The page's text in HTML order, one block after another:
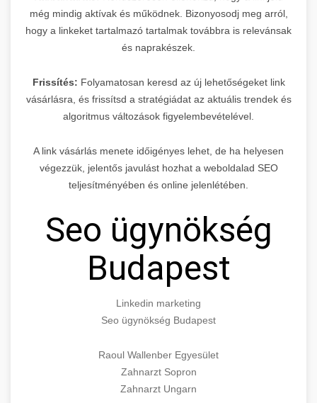
még mindig aktívak és működnek. Bizonyosodj meg arról,
hogy a linkeket tartalmazó tartalmak továbbra is relevánsak
és naprakészek.
Frissítés: Folyamatosan keresd az új lehetőségeket link
vásárlásra, és frissítsd a stratégiádat az aktuális trendek és
algoritmus változások figyelembevételével.
A link vásárlás menete időigényes lehet, de ha helyesen
végezzük, jelentős javulást hozhat a weboldalad SEO
teljesítményében és online jelenlétében.
Seo ügynökség
Budapest
Linkedin marketing
Seo ügynökség Budapest
Raoul Wallenber Egyesület
Zahnarzt Sopron
Zahnarzt Ungarn